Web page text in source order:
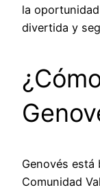
la
divertida y
Genovés
Comunidad